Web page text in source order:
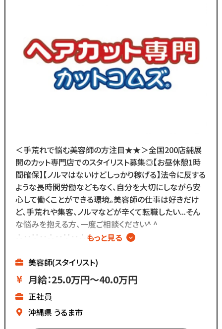
ブランクがあっても大丈夫！
数多くのスタッフ教育をしてきた
ノウハウによる安心の教育制度あり。
メニューはカットのみなので
難しい業務内容はありません！
また、担当・予約制ではなく
お客様とは最低限しか
会話をしないスタイルなので
お客様との関係作りが苦手...
という方にもピッタリ◎
＜手荒れで悩む美容師の方注目★★＞全国200店舗展
開のカット専門店でのスタイリスト募集◎【お昼休憩1時
間確保】【ノルマはないけどしっかり稼げる】法令に反する
ような長時間労働などもなく、自分を大切にしながら安
心して働くことができる環境。美容師の仕事は好きだけ
ど、手荒れや集客、ノルマなどが辛くて転職したい...そん
な悩みを抱える方、一度ご相談ください^ ^
∴‥∵‥∴‥∵‥∴‥
▼ノルマはないけど
基本給が高いのでしっかり稼げる
▼残業ほぼなし
▼全国200店舗展開
▼地域に愛される安心経営
もっと見る
美容師(スタイリスト)
月給：25.0万円～40.0万円
正社員
沖縄県 うるま市